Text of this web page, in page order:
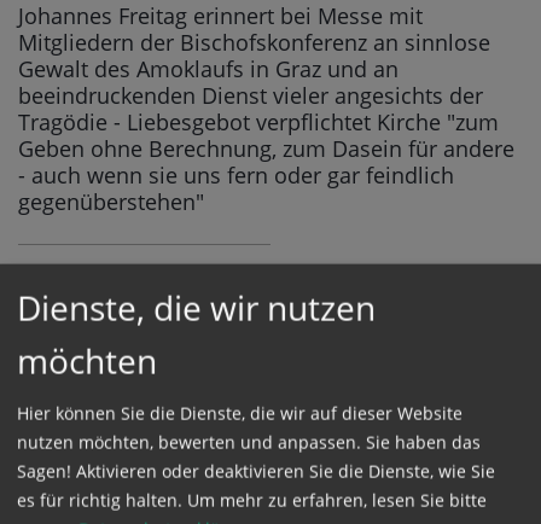
Johannes Freitag erinnert bei Messe mit
Mitgliedern der Bischofskonferenz an sinnlose
Gewalt des Amoklaufs in Graz und an
beeindruckenden Dienst vieler angesichts der
Tragödie - Liebesgebot verpflichtet Kirche "zum
Geben ohne Berechnung, zum Dasein für andere
- auch wenn sie uns fern oder gar feindlich
gegenüberstehen"
Nach Amoklauf: Bewegender
Gedenkgottesdienst in Grazer Pfarre
GEDENKEN
Vinzenzkirche: "Lass nicht zu, dass wir den Hass
in unser Herz hineinlassen"
Dienste, die wir nutzen
möchten
Hier können Sie die Dienste, die wir auf dieser Website
nutzen möchten, bewerten und anpassen. Sie haben das
Sagen! Aktivieren oder deaktivieren Sie die Dienste, wie Sie
es für richtig halten. Um mehr zu erfahren, lesen Sie bitte